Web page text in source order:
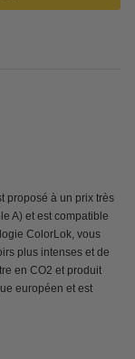
proposé à un prix très
A) et est compatible
ColorLok, vous
plus intenses et de
en CO2 et produit
européen et est